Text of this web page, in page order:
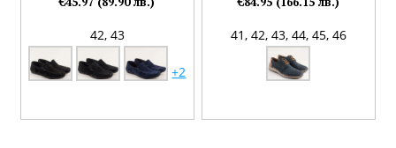
42, 43
+2
41, 42, 43, 44, 45, 46